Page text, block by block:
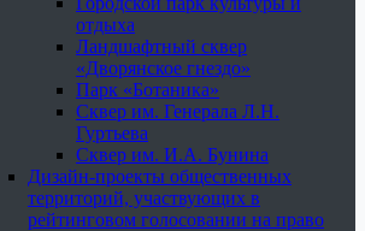
отдыха
Ландшафтный сквер
«Дворянское гнездо»
Парк «Ботаника»
Сквер им. Генерала Л.Н.
Гуртьева
Сквер им. И.А. Бунина
Дизайн-проекты общественных
территорий, участвующих в
рейтинговом голосовании на право